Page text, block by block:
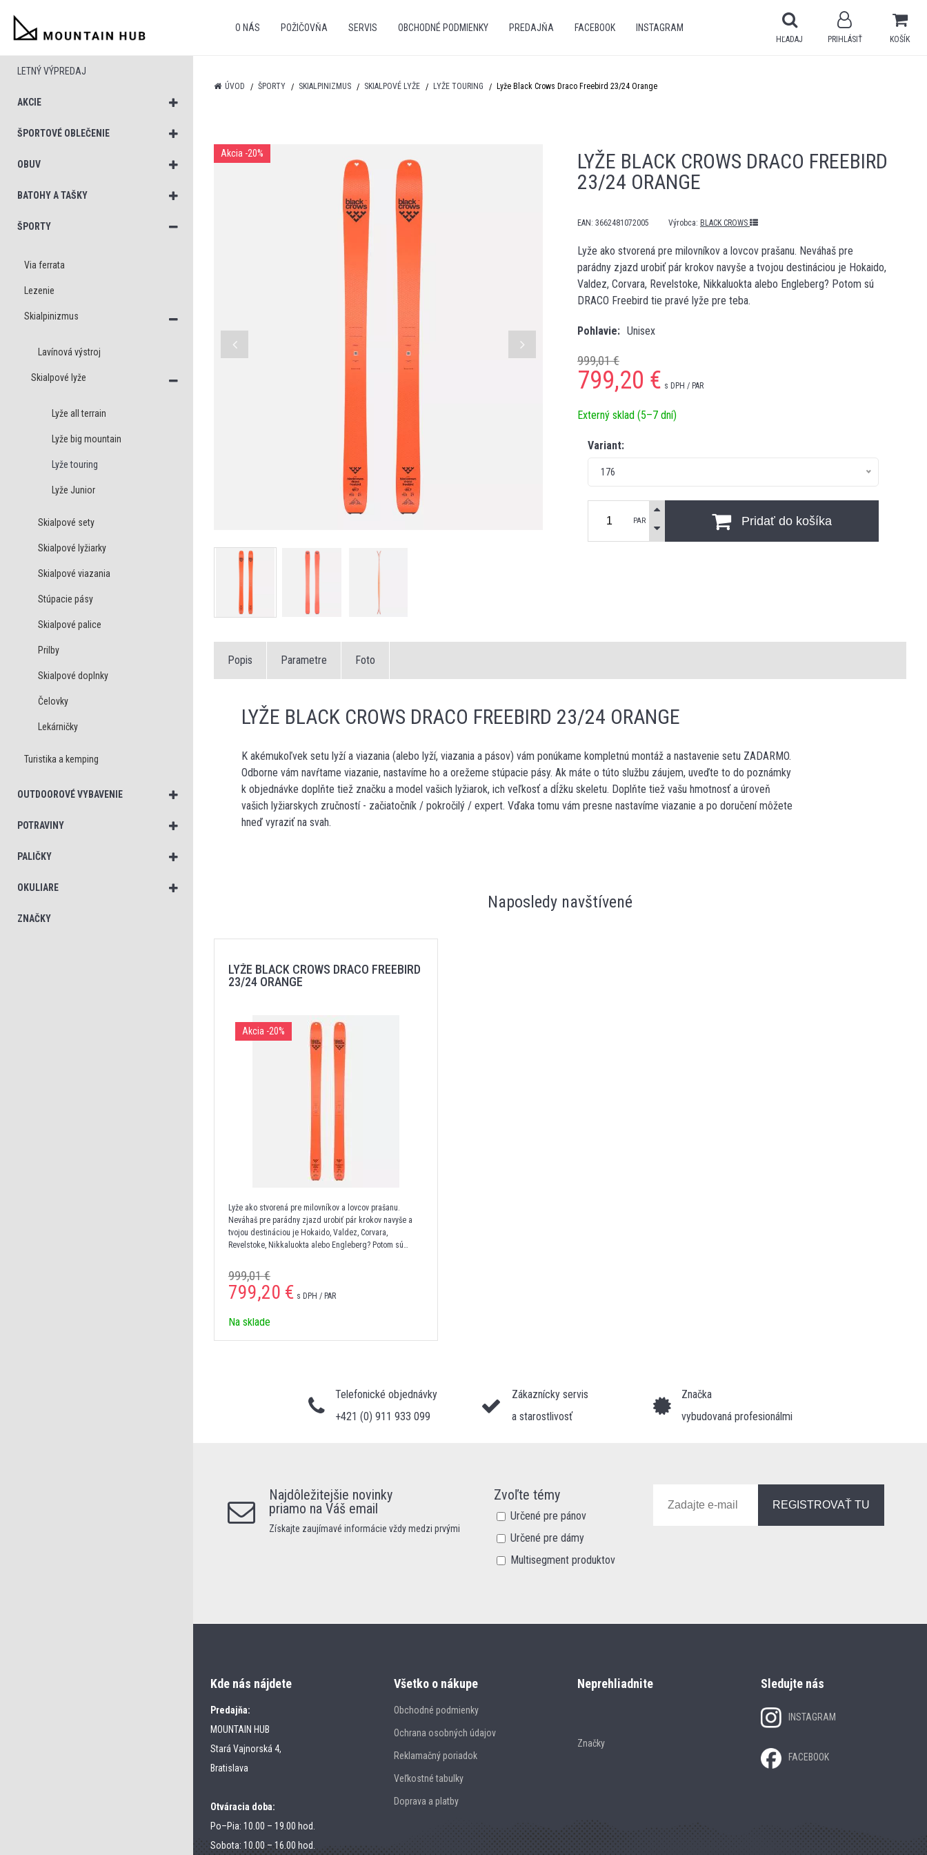
O NÁS POŽIČOVŇA SERVIS OBCHODNÉ PODMIENKY PREDAJŇA FACEBOOK INSTAGRAM
KOŠÍK
PRIHLÁSIŤ
HĽADAJ
LETNÝ VÝPREDAJ
AKCIE
ŠPORTOVÉ OBLEČENIE
OBUV
BATOHY A TAŠKY
ŠPORTY
Via ferrata
Lezenie
Skialpinizmus
Lavínová výstroj
Skialpové lyže
Lyže all terrain
Lyže big mountain
Lyže touring
Lyže Junior
Skialpové sety
Skialpové lyžiarky
Skialpové viazania
Stúpacie pásy
Skialpové palice
Prilby
Skialpové doplnky
Čelovky
Lekárničky
Turistika a kemping
OUTDOOROVÉ VYBAVENIE
POTRAVINY
PALIČKY
OKULIARE
ZNAČKY
ÚVOD ŠPORTY SKIALPINIZMUS SKIALPOVÉ LYŽE LYŽE TOURING Lyže Black Crows Draco Freebird 23/24 Orange
Akcia -20%
LYŽE BLACK CROWS DRACO FREEBIRD
23/24 ORANGE
EAN: 3662481072005 Výrobca: BLACK CROWS
Lyže ako stvorená pre milovníkov a lovcov prašanu. Neváhaš pre
parádny zjazd urobiť pár krokov navyše a tvojou destináciou je Hokaido,
Valdez, Corvara, Revelstoke, Nikkaluokta alebo Engleberg? Potom sú
DRACO Freebird tie pravé lyže pre teba.
Pohlavie Unisex
999,01 €
799,20 € s DPH / PAR
Externý sklad (5–7 dní)
Variant:
176
PAR Pridať do košíka
Popis Parametre Foto
LYŽE BLACK CROWS DRACO FREEBIRD 23/24 ORANGE
K akémukoľvek setu lyží a viazania (alebo lyží, viazania a pásov) vám ponúkame kompletnú montáž a nastavenie setu ZADARMO.
Odborne vám navŕtame viazanie, nastavíme ho a orežeme stúpacie pásy. Ak máte o túto službu záujem, uveďte to do poznámky
k objednávke doplňte tiež značku a model vašich lyžiarok, ich veľkosť a dĺžku skeletu. Doplňte tiež vašu hmotnosť a úroveň
vašich lyžiarskych zručností - začiatočník / pokročilý / expert. Vďaka tomu vám presne nastavíme viazanie a po doručení môžete
hneď vyraziť na svah.
Naposledy navštívené
LYŽE BLACK CROWS DRACO FREEBIRD
23/24 ORANGE
Akcia -20%
Lyže ako stvorená pre milovníkov a lovcov prašanu.
Neváhaš pre parádny zjazd urobiť pár krokov navyše a
tvojou destináciou je Hokaido, Valdez, Corvara,
Revelstoke, Nikkaluokta alebo Engleberg? Potom sú
999,01 €
799,20 € s DPH / PAR
Na sklade
Telefonické objednávky
+421 (0) 911 933 099
Zákaznícky servis
a starostlivosť
Značka
vybudovaná profesionálmi
Najdôležitejšie novinky
priamo na Váš email
Získajte zaujímavé informácie vždy medzi prvými
Zvoľte témy
Určené pre pánov
Určené pre dámy
Multisegment produktov
REGISTROVAŤ TU
Kde nás nájdete
Predajňa:
MOUNTAIN HUB
Stará Vajnorská 4,
Bratislava
Otváracia doba:
Po–Pia: 10.00 – 19.00 hod.
Sobota: 10.00 – 16.00 hod.
Všetko o nákupe
Obchodné podmienky
Ochrana osobných údajov
Reklamačný poriadok
Veľkostné tabulky
Doprava a platby
Neprehliadnite
Značky
Sledujte nás
INSTAGRAM
FACEBOOK